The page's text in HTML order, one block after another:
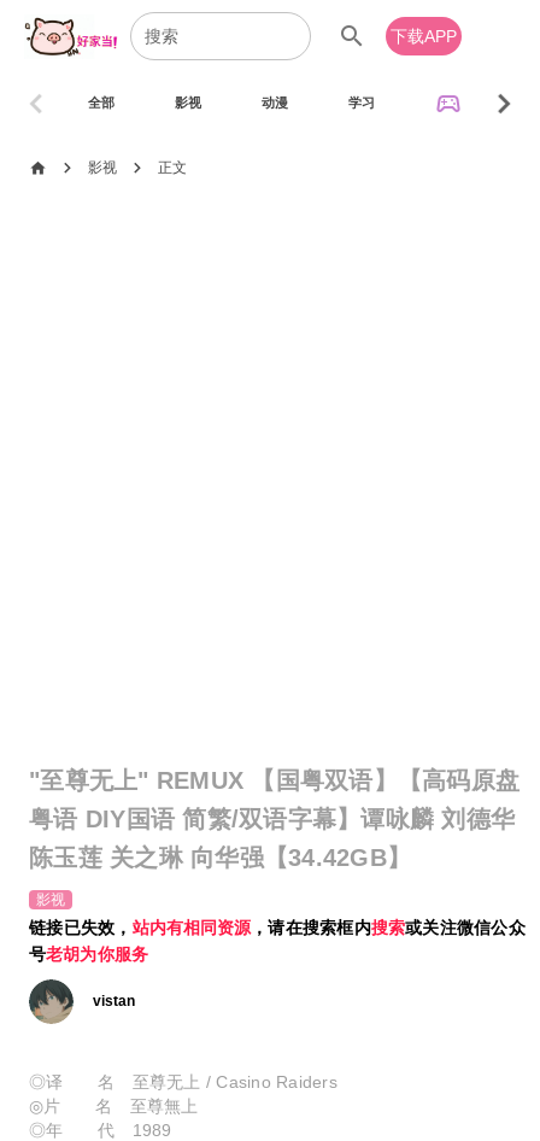
search 下载APP
全部 影视 动漫 学习 sports_esports
chevron_left chevron_right
home chevron_right 影视 chevron_right 正文
"至尊无上" REMUX 【国粤双语】【高码原盘
粤语 DIY国语 简繁/双语字幕】谭咏麟 刘德华
陈玉莲 关之琳 向华强【34.42GB】
影视
链接已失效， 站内有相同资源 ，请在搜索框内搜索或关注微信公众
号老胡为你服务
vistan
◎译 名 至尊无上 / Casino Raiders
◎片 名 至尊無上
◎年 代 1989